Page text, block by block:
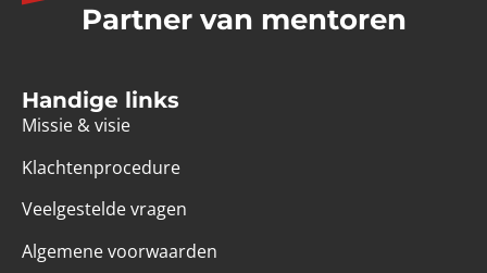
Partner van mentoren
Handige links
Missie & visie
Klachtenprocedure
Veelgestelde vragen
Algemene voorwaarden